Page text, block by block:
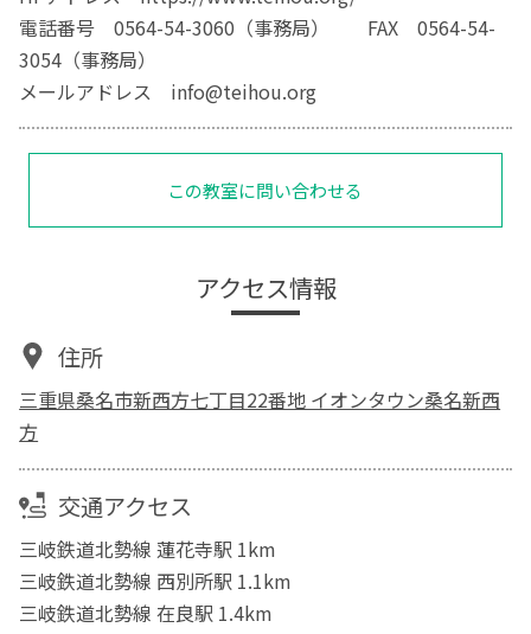
電話番号 0564-54-3060（事務局） FAX 0564-54-
3054（事務局）
メールアドレス info@teihou.org
この教室に問い合わせる
アクセス情報
住所
三重県桑名市新西方七丁目22番地 イオンタウン桑名新西
方
交通アクセス
三岐鉄道北勢線 蓮花寺駅 1km
三岐鉄道北勢線 西別所駅 1.1km
三岐鉄道北勢線 在良駅 1.4km